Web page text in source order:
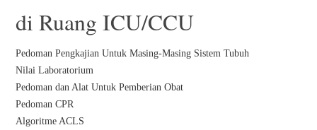
di Ruang ICU/CCU
Pedoman Pengkajian Untuk Masing-Masing Sistem Tubuh
Nilai Laboratorium
Pedoman dan Alat Untuk Pemberian Obat
Pedoman CPR
Algoritme ACLS